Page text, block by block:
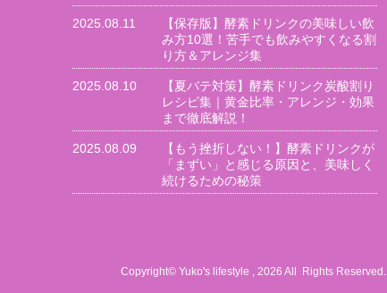
2025.08.11
【保存版】酵素ドリンクの美味しい飲
み方10選！苦手でも飲みやすくなる割
り方＆アレンジ集
2025.08.10
【夏バテ対策】酵素ドリンク炭酸割り
レシピ集｜黄金比率・アレンジ・効果
まで徹底解説！
2025.08.09
【もう挫折しない！】酵素ドリンクが
「まずい」と感じる原因と、美味しく
続けるための秘策
Copyright© Yuko's lifestyle , 2026 All Rights Reserved.